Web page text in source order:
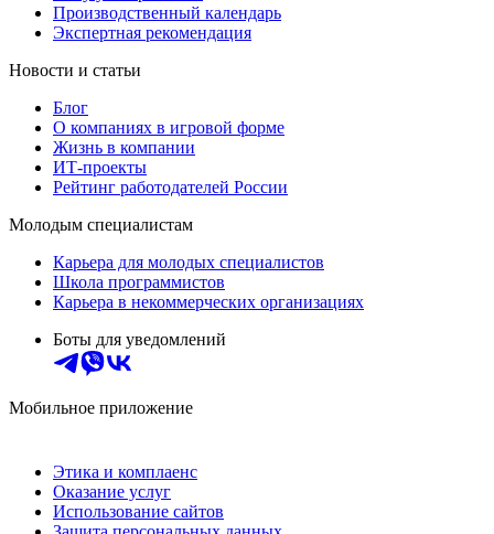
Производственный календарь
Экспертная рекомендация
Новости и статьи
Блог
О компаниях в игровой форме
Жизнь в компании
ИТ-проекты
Рейтинг работодателей России
Молодым специалистам
Карьера для молодых специалистов
Школа программистов
Карьера в некоммерческих организациях
Боты для уведомлений
Мобильное приложение
Этика и комплаенс
Оказание услуг
Использование сайтов